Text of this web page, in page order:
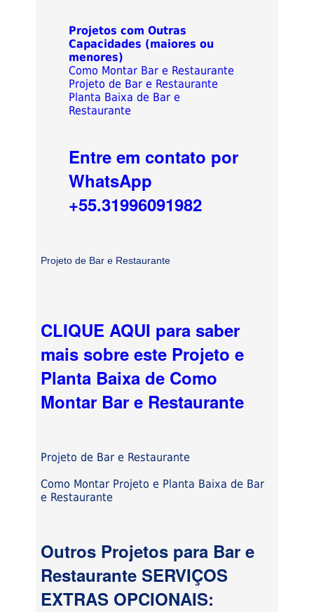
Projetos com Outras
Capacidades (maiores ou
menores)
Como Montar Bar e Restaurante
Projeto de Bar e Restaurante
Planta Baixa de Bar e
Restaurante
Entre em contato por
WhatsApp
+55.31996091982
Projeto de Bar e Restaurante
CLIQUE AQUI para saber
mais sobre este Projeto e
Planta Baixa de Como
Montar Bar e Restaurante
Projeto de Bar e Restaurante
Como Montar Projeto e Planta Baixa de Bar
e Restaurante
Outros Projetos para Bar e
Restaurante SERVIÇOS
EXTRAS OPCIONAIS: